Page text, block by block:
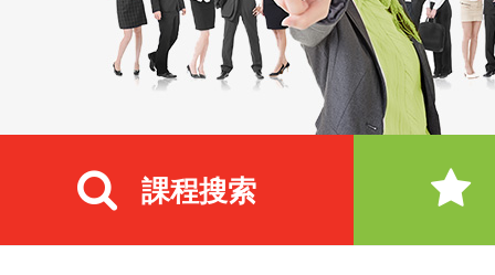
課程搜索